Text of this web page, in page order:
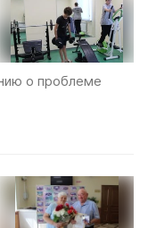
о проблеме